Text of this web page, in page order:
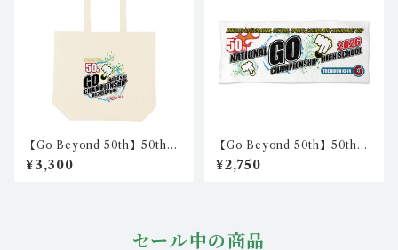
【Go Beyond 50th】50th
キャンバストートバッグ(L)
nkc-tb-01
¥3,300
【Go Beyond 50th】50th
フェイスタオル nkc-st-01
¥2,750
セール中の商品